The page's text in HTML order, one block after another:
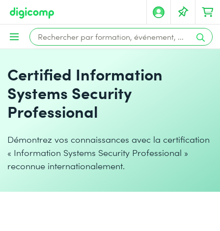
Certified Information
Systems Security
Professional
Démontrez vos connaissances avec la certification
« Information Systems Security Professional »
reconnue internationalement.